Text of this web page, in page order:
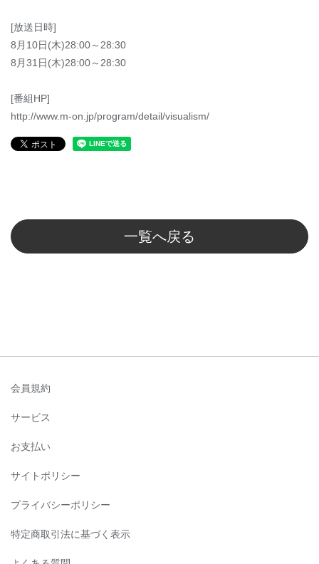
[放送日時]
8月10日(木)28:00～28:30
8月31日(木)28:00～28:30
[番組HP]
http://www.m-on.jp/program/detail/visualism/
一覧へ戻る
会員規約
サービス
お支払い
サイトポリシー
プライバシーポリシー
特定商取引法に基づく表示